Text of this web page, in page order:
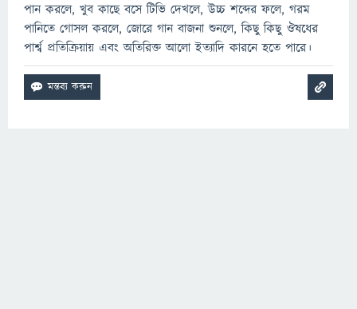
পান করলে, খুব কাছে বসে টিভি দেখলে, উচ্চ শব্দের ফলে, গরম
পানিতে গোসল করলে, জোরে গান বাজনা শুনলে, কিছু কিছু ঔষধের
পার্শ্ব প্রতিক্রিয়ায় এবং অতিরিক্ত আলো ইত্যাদি কারনে হতে পারে।